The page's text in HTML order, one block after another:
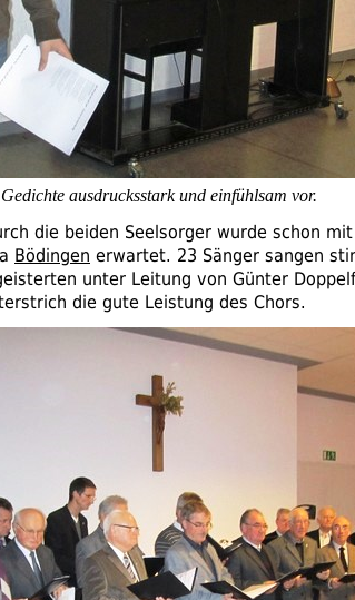
ausdrucksstark und einfühlsam vor.
die beiden Seelsorger wurde schon
Bödingen erwartet. 23 Sänger sangen
unter Leitung von Günter
die gute Leistung des Chors.